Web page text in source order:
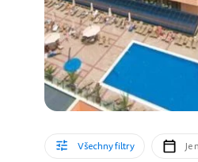
Všechny filtry Je